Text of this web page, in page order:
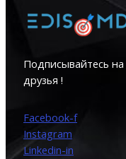
Подписывайтесь
друзья !
Facebook-f
Instagram
Linkedin-in